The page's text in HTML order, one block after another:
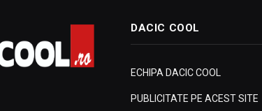
DACIC COOL
ECHIPA DACIC COOL
PUBLICITATE PE ACEST SITE